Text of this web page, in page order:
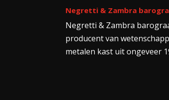
Negretti & Zambra
Negretti & Zambra
producent van
metalen kast uit ongeveer